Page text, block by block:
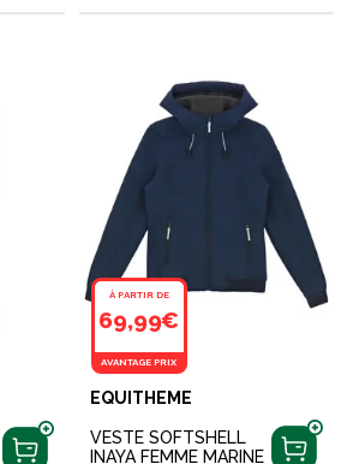
À PARTIR DE
69,99€
AVANTAGE PRIX
EQUITHEME
VESTE SOFTSHELL
INAYA FEMME MARINE